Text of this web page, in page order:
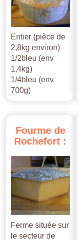
Entier (pièce de
2,8kg environ)
1/2bleu (env
1,4kg)
1/4bleu (env
700g)
Fourme de
Rochefort :
Ferme située sur
le secteur de